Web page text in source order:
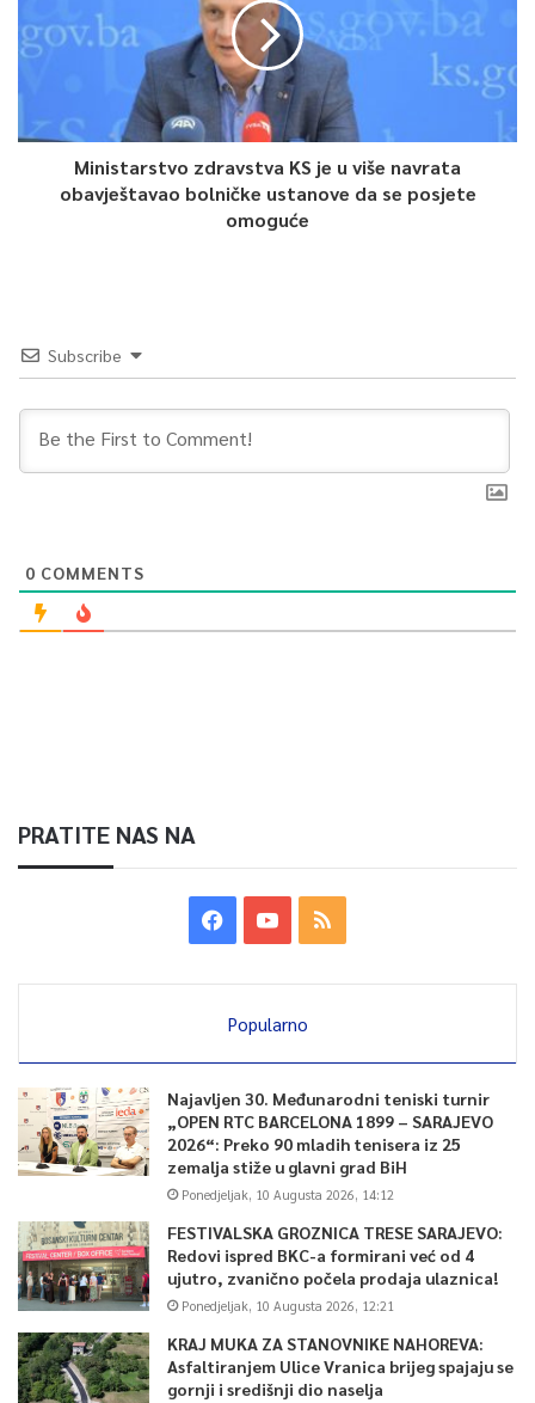
Ministarstvo zdravstva KS je u više navrata
obavještavao bolničke ustanove da se posjete
omoguće
Subscribe
0 COMMENTS
PRATITE NAS NA
Popularno
Najavljen 30. Međunarodni teniski turnir
„OPEN RTC BARCELONA 1899 – SARAJEVO
2026“: Preko 90 mladih tenisera iz 25
zemalja stiže u glavni grad BiH
Ponedjeljak, 10 Augusta 2026, 14:12
FESTIVALSKA GROZNICA TRESE SARAJEVO:
Redovi ispred BKC-a formirani već od 4
ujutro, zvanično počela prodaja ulaznica!
Ponedjeljak, 10 Augusta 2026, 12:21
KRAJ MUKA ZA STANOVNIKE NAHOREVA:
Asfaltiranjem Ulice Vranica brijeg spajaju se
gornji i središnji dio naselja